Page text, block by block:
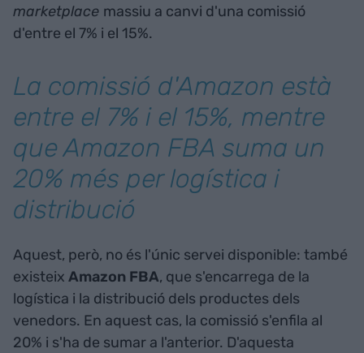
marketplace massiu a canvi d'una comissió
d'entre el 7% i el 15%.
La comissió d'Amazon està
entre el 7% i el 15%, mentre
que Amazon FBA suma un
20% més per logística i
distribució
Aquest, però, no és l'únic servei disponible: també
existeix Amazon FBA, que s'encarrega de la
logística i la distribució dels productes dels
venedors. En aquest cas, la comissió s'enfila al
20% i s'ha de sumar a l'anterior. D'aquesta